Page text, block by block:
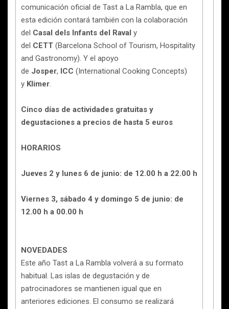
comunicación oficial de Tast a La Rambla, que en
esta edición contará también con la colaboración
del Casal dels Infants del Raval y
del CETT (Barcelona School of Tourism, Hospitality
and Gastronomy). Y el apoyo
de Josper, ICC (International Cooking Concepts)
y Klimer.
Cinco días de actividades gratuitas y
degustaciones a precios de hasta 5 euros
HORARIOS
Jueves 2 y lunes 6 de junio: de 12.00 h a 22.00 h
Viernes 3, sábado 4 y domingo 5 de junio: de
12.00 h a 00.00 h
NOVEDADES
Este año Tast a La Rambla volverá a su formato
habitual. Las islas de degustación y de
patrocinadores se mantienen igual que en
anteriores ediciones. El consumo se realizará